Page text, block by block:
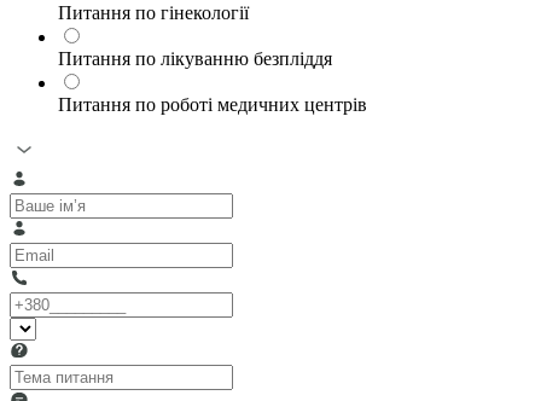
Питання по гінекології
Питання по лікуванню безпліддя
Питання по роботі медичних центрів